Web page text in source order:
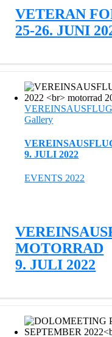
VETERAN
25-26. JUNI
Gallery
9. JULI 2022
EVENTS 2022
MOTORRAD
9. JULI 2022